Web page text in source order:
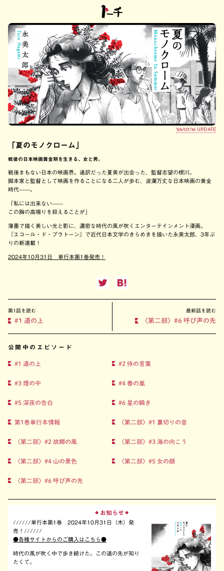
'26/07/16 UPDATE
「夏のモノクローム」
戦後の日本映画黄金期を生きる、女と男。
戦後まもない日本の映画界。通訳だった夏美が出会った、監督志望の根川。
脚本家と監督として映画を作ることになる二人が歩む、波瀾万丈な日本映画の黄金
時代——。
「私には出来ない——
この胸の高鳴りを抑えることが」
薄墨で描く美しい光と影に、濃密な時代の風が吹くエンターテインメント漫画。
『エコール・ド・プラトーン』で近代日本文学のきらめきを描いた永美太郎、3年ぶ
りの新連載！
2024年10月31日 単行本第1巻発売！
第1話を読む
#1 道の上
最新話を読む
〈第二部〉#6 呼び声の先
公開中のエピソード
#1 道の上 #2 侍の言葉
#3 煙の中 #4 春の嵐
#5 深夜の告白 #6 星の瞬き
第1巻単行本情報 〈第二部〉#1 裏切りの音
〈第二部〉#2 故郷の風 〈第二部〉#3 海の向こう
〈第二部〉#4 山の景色 〈第二部〉#5 女の顔
〈第二部〉#6 呼び声の先
◆ お知らせ ◆
//////単行本第1巻 2024年10月31日（木）発
売！//////
●各種サイトからのご購入はこちら●
時代の風が吹く中で歩き続けた。この道の先が知り
たくて。